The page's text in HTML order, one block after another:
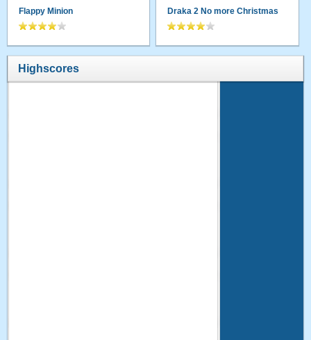
Flappy Minion Draka 2 No more Christmas
Highscores